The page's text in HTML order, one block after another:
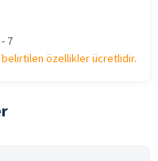
7
özellikler ücretlidir.